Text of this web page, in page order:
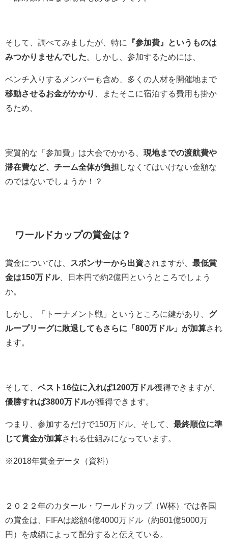
そして、調べてみましたが、特に
『参加費』というものは
みつかりませんでした 。しかし、参加するためには、
ベンチ入りするメンバーも含め、多くの人材を開催地まで
移動させるお金がかかり
、またそこに宿泊する費用も掛か
るため、
実質的な「参加費」は大会でかかる、 現地までの渡航費や
滞在費など、チーム全体が負担 しなくてはいけない金額な
のではないでしょうか！？
ワールドカップの賞金は？
賞金については、 スポンサーから出資されますが、 最低賞
金は150万ドル、日本円で約2億円というところでしょう
か。
しかし、「トーナメント戦」というところに鍵があり、 グ
ループリーグに敗退してもさらに「800万ドル」が加算され
ます。
そして、 ベスト16位に入れば1200万ドル獲得できますが、
優勝すれば3800万ドルが獲得できます。
つまり、参加するだけで150万ドル、そして、 最終順位に準
じて賞金が加算される仕組みになっています。
※2018年賞金データ（資料）
２０２２年のカタール・ワールドカップ（W杯）では各国
の賞金は、FIFAは総額4億4000万ドル（約601億5000万
円）を成績によって配分すると伝えている。